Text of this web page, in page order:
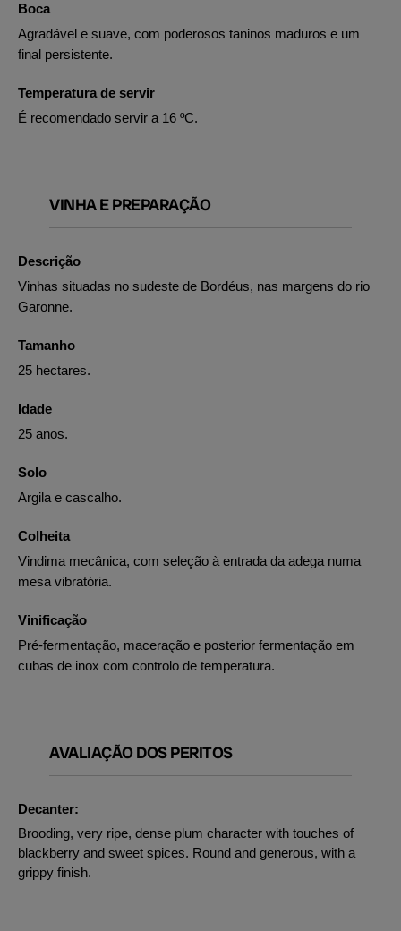
Boca
Agradável e suave, com poderosos taninos maduros e um
final persistente.
Temperatura de servir
É recomendado servir a 16 ºC.
VINHA E PREPARAÇÃO
Descrição
Vinhas situadas no sudeste de Bordéus, nas margens do rio
Garonne.
Tamanho
25 hectares.
Idade
25 anos.
Solo
Argila e cascalho.
Colheita
Vindima mecânica, com seleção à entrada da adega numa
mesa vibratória.
Vinificação
Pré-fermentação, maceração e posterior fermentação em
cubas de inox com controlo de temperatura.
AVALIAÇÃO DOS PERITOS
Decanter:
Brooding, very ripe, dense plum character with touches of
blackberry and sweet spices. Round and generous, with a
grippy finish.